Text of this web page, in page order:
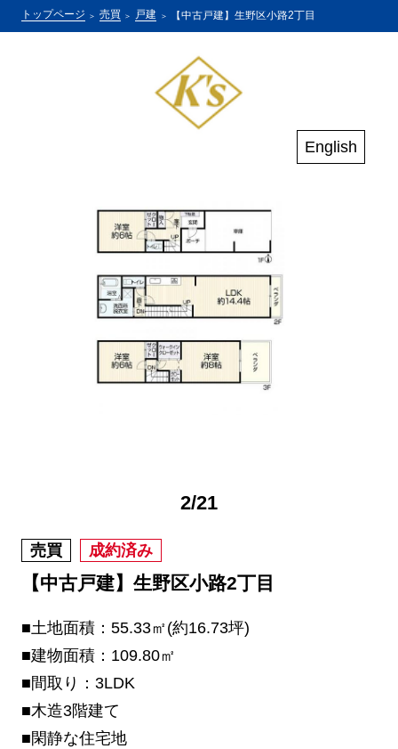
English
トップページ 売買 戸建 【中古戸建】生野区小路2丁目
2/21
売買 成約済み
【中古戸建】生野区小路2丁目
■土地面積：55.33㎡(約16.73坪)
■建物面積：109.80㎡
■間取り：3LDK
■木造3階建て
■閑静な住宅地